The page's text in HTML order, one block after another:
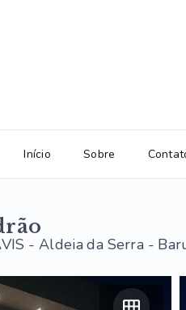
Início Sobre
-Aldeia da Serra -